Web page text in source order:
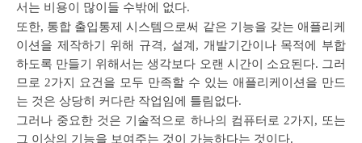
서는 비용이 많이들 수밖에 없다.
또한, 통합 출입통제 시스템으로써 같은 기능을 갖는 애플리케
이션을 제작하기 위해 규격, 설계, 개발기간이나 목적에 부합
하도록 만들기 위해서는 생각보다 오랜 시간이 소요된다. 그러
므로 2가지 요건을 모두 만족할 수 있는 애플리케이션을 만드
는 것은 상당히 커다란 작업임에 틀림없다.
그러나 중요한 것은 기술적으로 하나의 컴퓨터로 2가지, 또는
그 이상의 기능을 보여주는 것이 가능하다는 것이다.